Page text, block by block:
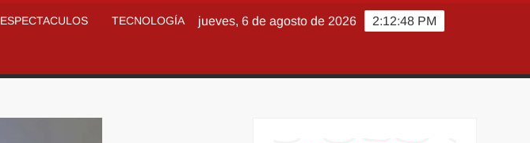
ESPECTACULOS TECNOLOGÍA 2:12:49 PM
jueves, 6 de agosto de 2026